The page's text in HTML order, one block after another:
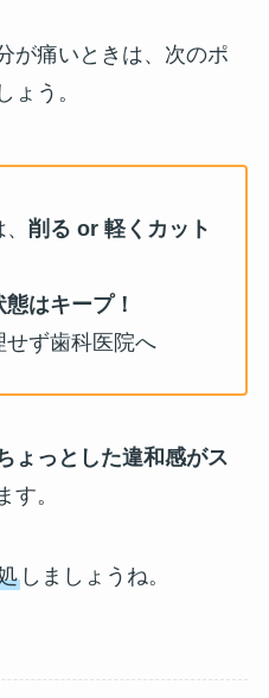
が痛いときは、次のポ
ょう。
削る or 軽くカット
はキープ！
せず歯科医院へ
ょっとした違和感がス
す。
しましょうね。